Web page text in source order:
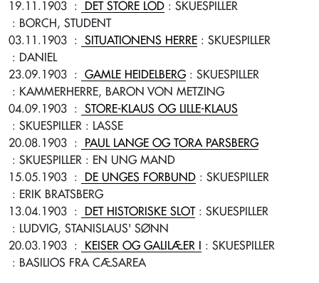
19.11.1903 : DET STORE LOD : SKUESPILLER
: BORCH, STUDENT
03.11.1903 : SITUATIONENS HERRE : SKUESPILLER
: DANIEL
23.09.1903 : GAMLE HEIDELBERG: SKUESPILLER
: KAMMERHERRE, BARON VON METZING
04.09.1903 :
STORE-KLAUS OG LILLE-KLAUS
: SKUESPILLER : LASSE
20.08.1903 :
PAUL LANGE OG TORA PARSBERG
: SKUESPILLER : EN UNG MAND
15.05.1903 : DE UNGES FORBUND : SKUESPILLER
: ERIK BRATSBERG
13.04.1903 : DET HISTORISKE SLOT: SKUESPILLER
: LUDVIG, STANISLAUS' SØNN
20.03.1903 : KEISER OG GALILÆER I
: SKUESPILLER
: BASILIOS FRA CÆSAREA